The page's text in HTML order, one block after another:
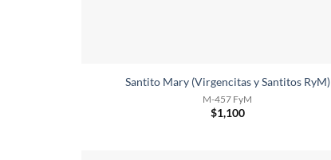
Santito Mary (Virgencitas y Santitos RyM)
M-457 FyM
$1,100